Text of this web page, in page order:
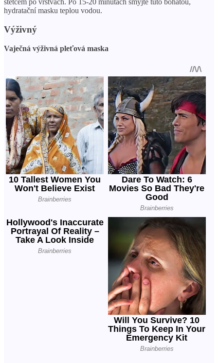
štětcem po vrstvách. Po 15-20 minutách smyjte tuto bohatou,
hydratační masku teplou vodou.
Výživný
Vaječná výživná pleťová maska